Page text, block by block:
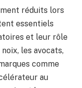
réduits lors
essentiels
et leur rôle
les avocats,
comme
au